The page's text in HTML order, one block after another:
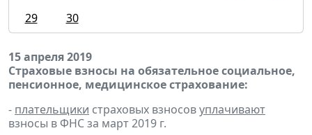
29
30
15 апреля 2019
Страховые взносы на обязательное социальное,
пенсионное, медицинское страхование:
- плательщики страховых взносовуплачивают
взносы в ФНС за март 2019 г.